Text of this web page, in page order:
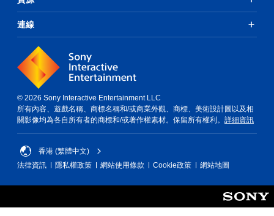
連線
© 2026 Sony Interactive Entertainment LLC
所有內容、遊戲名稱、商標名稱和/或商業外觀、商標、美術設計圖以及相
關影像均為各自所有者的商標和/或著作權素材。保留所有權利。 詳細資訊
香港 (繁體中文)
法律資訊
隱私權政策 網站使用條款 Cookie政策 網站地圖